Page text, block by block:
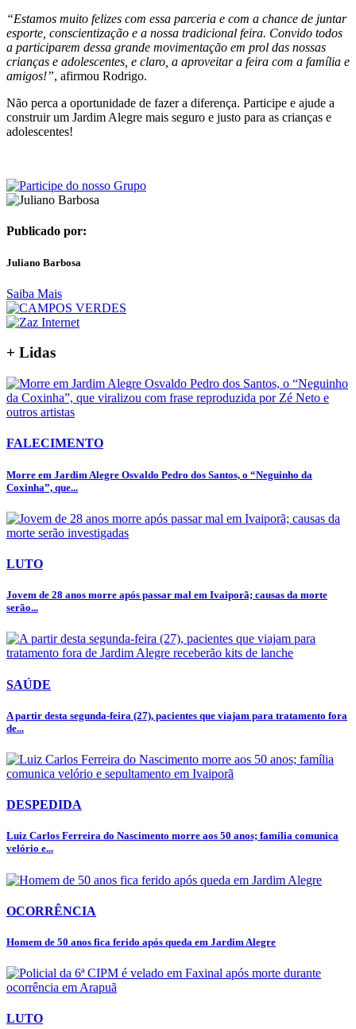
“Estamos muito felizes com essa parceria e com a chance de juntar
esporte, conscientização e a nossa tradicional feira. Convido todos
a participarem dessa grande movimentação em prol das nossas
crianças e adolescentes, e claro, a aproveitar a feira com a família e
amigos!”, afirmou Rodrigo.
Não perca a oportunidade de fazer a diferença. Participe e ajude a
construir um Jardim Alegre mais seguro e justo para as crianças e
adolescentes!
Publicado por:
Juliano Barbosa
Saiba Mais
+ Lidas
FALECIMENTO
Morre em Jardim Alegre Osvaldo Pedro dos Santos, o “Neguinho da
Coxinha”, que...
LUTO
Jovem de 28 anos morre após passar mal em Ivaiporã; causas da morte
serão...
SAÚDE
A partir desta segunda-feira (27), pacientes que viajam para tratamento fora
de...
DESPEDIDA
Luiz Carlos Ferreira do Nascimento morre aos 50 anos; família comunica
velório e...
OCORRÊNCIA
Homem de 50 anos fica ferido após queda em Jardim Alegre
LUTO